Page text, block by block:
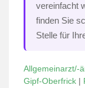
vereinfacht
finden Sie
Stelle für
Allgemeinarzt/-
Gipf-Oberfrick |